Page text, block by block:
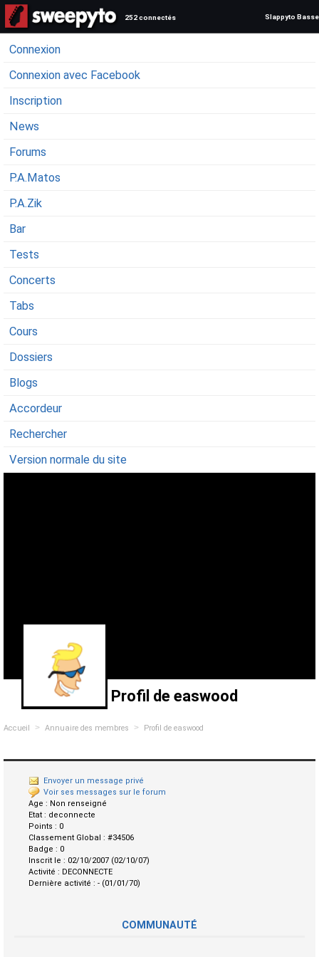
252 connectés Slappyto Basse
Connexion
Connexion avec Facebook
Inscription
News
Forums
P.A.Matos
P.A.Zik
Bar
Tests
Concerts
Tabs
Cours
Dossiers
Blogs
Accordeur
Rechercher
Version normale du site
Profil de easwood
Accueil > Annuaire des membres > Profil de easwood
Envoyer un message privé
Voir ses messages sur le forum
Age : Non renseigné
Etat : deconnecte
Points : 0
Classement Global : #34506
Badge : 0
Inscrit le : 02/10/2007 (02/10/07)
Activité : DECONNECTE
Dernière activité : - (01/01/70)
COMMUNAUTÉ